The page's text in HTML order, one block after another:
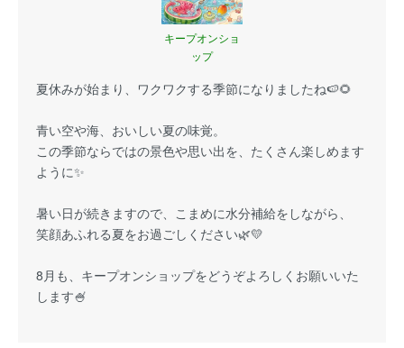
キープオンショ
ップ
夏休みが始まり、ワクワクする季節になりましたね🍉🌻
青い空や海、おいしい夏の味覚。
この季節ならではの景色や思い出を、たくさん楽しめます
ように✨
暑い日が続きますので、こまめに水分補給をしながら、
笑顔あふれる夏をお過ごしください🌿💛
8月も、キープオンショップをどうぞよろしくお願いいた
します🍧